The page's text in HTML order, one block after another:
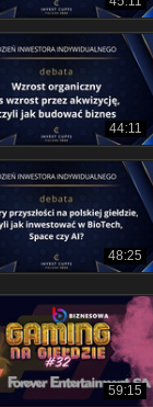
44:11
48:25
59:15